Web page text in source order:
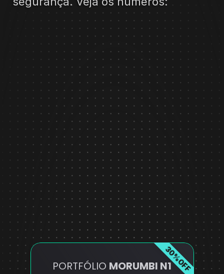
MORUMBI
VER EM DETALHES
PORTFÓLIO MORUMBI N130%OFF